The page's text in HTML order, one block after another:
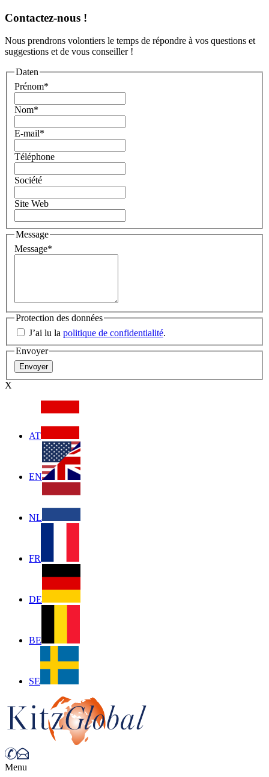
Contactez-nous !
Nous prendrons volontiers le temps de répondre à vos questions et
suggestions et de vous conseiller !
Daten
Prénom*
Nom*
E-mail*
Téléphone
Société
Site Web
Message
Message*
Protection des données
J’ai lu la politique de confidentialité.
Envoyer
X
AT
EN
NL
FR
DE
BE
SE
Menu